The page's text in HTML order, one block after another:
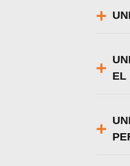
EL